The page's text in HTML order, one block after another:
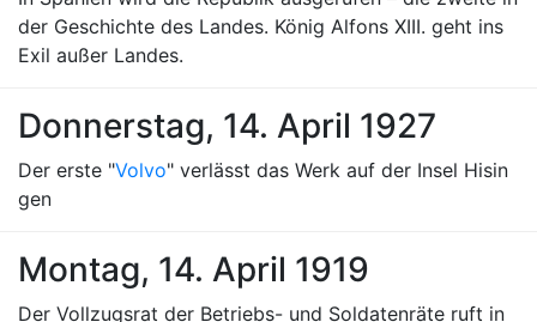
der Geschichte des Landes. König Alfons XIII. geht ins
Exil außer Landes.
Donnerstag, 14. April 1927
Der erste "Volvo" verlässt das Werk auf der Insel Hisin
gen
Montag, 14. April 1919
Der Vollzugsrat der Betriebs- und Soldatenräte ruft in